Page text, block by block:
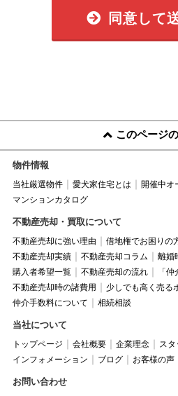
同意して
このページ
物件情報
当社厳選物件 愛犬家住宅とは
開催中オ
マンションカタログ
不動産売却・買取について
不動産売却に強い理由 借地権でお困りの
不動産売却実績
不動産売却コラム
離婚
購入者希望一覧
不動産売却の流れ
「
不動産売却時の諸費用
少しでも高く売る
仲介手数料について
相続相談
当社について
トップページ 会社概要 企業理念
ス
インフォメーション
ブログ お客様の声
お問い合わせ